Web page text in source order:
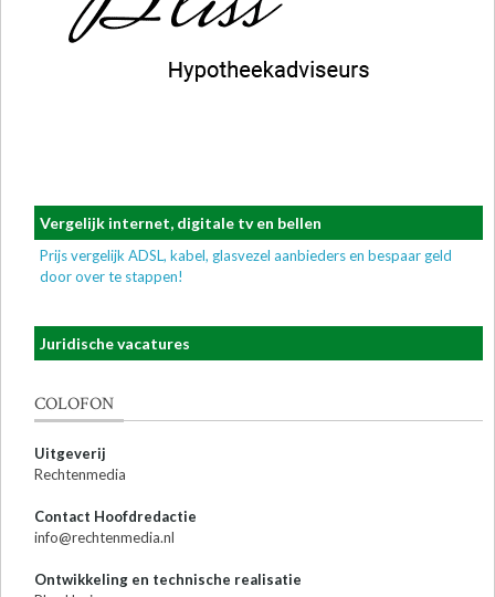
Vergelijk internet, digitale tv en bellen
Prijs vergelijk ADSL, kabel, glasvezel aanbieders en bespaar geld
door over te stappen!
Juridische vacatures
COLOFON
Uitgeverij
Rechtenmedia
Contact Hoofdredactie
info@rechtenmedia.nl
Ontwikkeling en technische realisatie